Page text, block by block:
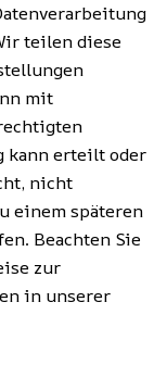
teilen diese
mit
kann erteilt oder
nicht
einem späteren
Beachten Sie
zur
in unserer
|
|
|